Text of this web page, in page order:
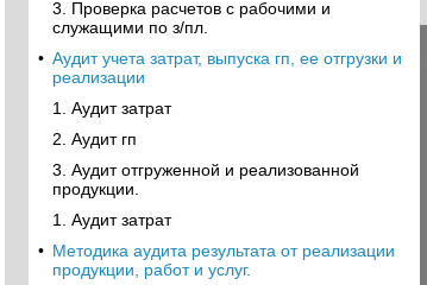
3. Проверка расчетов с рабочими и
служащими по з/пл.
• Аудит учета затрат, выпуска гп, ее отгрузки и
реализации
1. Аудит затрат
2. Аудит гп
3. Аудит отгруженной и реализованной
продукции.
1. Аудит затрат
• Методика аудита результата от реализации
продукции, работ и услуг.